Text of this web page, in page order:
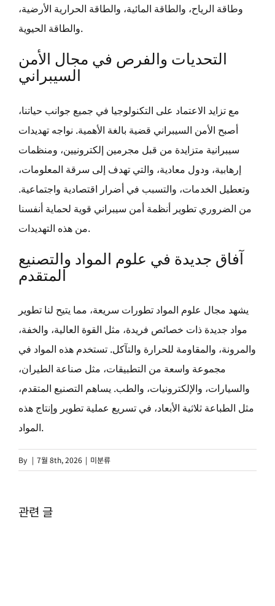
وطاقة الرياح، والطاقة المائية، والطاقة الحرارية الأرضية،
والطاقة الحيوية.
التحديات والفرص في مجال الأمن
السيبراني
مع تزايد الاعتماد على التكنولوجيا في جميع جوانب حياتنا،
أصبح الأمن السيبراني قضية بالغة الأهمية. نواجه تهديدات
سيبرانية متزايدة من قبل مجرمين إلكترونيين، ومنظمات
إرهابية، ودول معادية، والتي تهدف إلى سرقة المعلومات،
وتعطيل الخدمات، والتسبب في أضرار اقتصادية واجتماعية.
من الضروري تطوير أنظمة أمن سيبراني قوية لحماية أنفسنا
من هذه التهديدات.
آفاق جديدة في علوم المواد والتصنيع
المتقدم
يشهد مجال علوم المواد تطورات سريعة، مما يتيح لنا تطوير
مواد جديدة ذات خصائص فريدة، مثل القوة العالية، والخفة،
والمرونة، والمقاومة للحرارة والتآكل. تستخدم هذه المواد في
مجموعة واسعة من التطبيقات، مثل صناعة الطيران،
والسيارات، والإلكترونيات، والطب. يساهم التصنيع المتقدم،
مثل الطباعة ثلاثية الأبعاد، في تسريع عملية تطوير وإنتاج هذه
المواد.
By | 7월 8th, 2026 | 미분류
관련 글